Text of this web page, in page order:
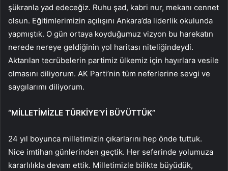
şükranla yad edeceğiz. Ruhu şad, kabri nur, mekanı cennet
olsun. Eğitimlerimizin açılışını Ankara’da liderlik okulunda
yapmıştık. O gün ortaya koyduğumuz vizyon bu harekatın
nerede nereye geldiğinin yol haritası niteliğindeydi.
Aktarılan tecrübelerin partimiz ülkemiz için hayırlara vesile
olmasını diliyorum. AK Parti’nin tüm neferlerine sevgi ve
saygılarımı diliyorum.
“MİLLETİMİZLE TÜRKİYE’Yİ BÜYÜTTÜK”
24 yıl boyunca milletimizin çıkarlarını hep önde tuttuk.
Nice imtihan günlerinden geçtik. Her seferinde yolumuza
kararlılıkla devam ettik. Milletimizle bilikte büyüdük,